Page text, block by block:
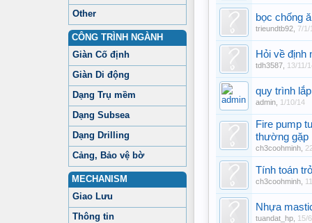
Other
CÔNG TRÌNH NGÀNH
Giàn Cố định
Giàn Di động
Dạng Trụ mềm
Dạng Subsea
Dạng Drilling
Cảng, Bảo vệ bờ
MECHANISM
Giao Lưu
Thông tin
bọc chống
trieundtb92 7/1/
Hỏi về định
tdh3587 13/11/
quy trình
admin 1/10/14
Fire pump
thường gặp
ch3coohminh
Tính toán
ch3coohminh
Nhựa
tuandat_hp 15/